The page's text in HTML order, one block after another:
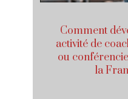
Comment
activité de
ou
la